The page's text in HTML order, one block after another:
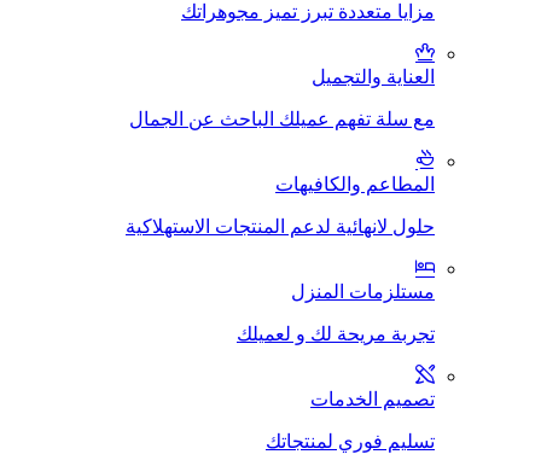
مزايا متعددة تبرز تميز مجوهراتك
العناية والتجميل
مع سلة تفهم عميلك الباحث عن الجمال
المطاعم والكافيهات
حلول لانهائية لدعم المنتجات الاستهلاكية
مستلزمات المنزل
تجربة مريحة لك و لعميلك
تصميم الخدمات
تسليم فوري لمنتجاتك